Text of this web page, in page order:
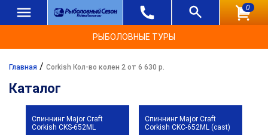
0
РЫБОЛОВНЫЕ ТУРЫ
Главная / Corkish Кол-во колен 2 от 6 630 р.
Каталог
Спиннинг Major Craft
Corkish CKS-652ML
Спиннинг Major Craft
Corkish CKC-652ML (cast)